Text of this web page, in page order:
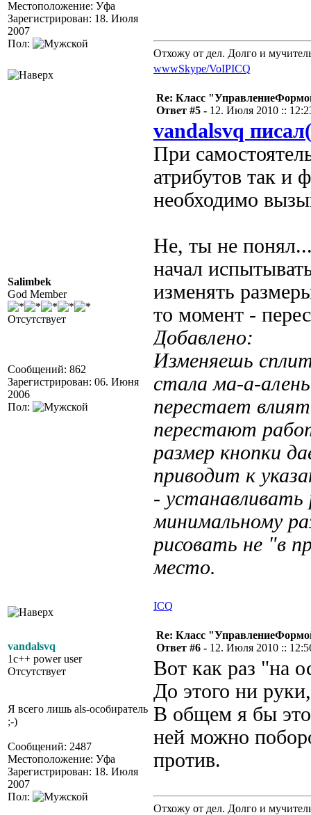
Местоположение: Уфа
Зарегистрирован: 18. Июля
2007
Пол:
Отхожу от дел. Долго и
wwwSkype/VoIPICQ
Salimbek
God Member
Отсутствует
Сообщений: 862
Зарегистрирован: 06. Июня
2006
Пол:
Re: Класс
Ответ #5 - 12. Июля 2010 ::
vandalsvq
При
атрибутов так и
необходимо
Не, ты не
начал
изменять
то момент -
Добавлено:
Изменяешь
стала ма-а-
перестает
перестают
размер кнопки
приводит к
-
минимальному
рисовать не "в
место.
ICQ
vandalsvq
1c++ power user
Отсутствует
Я всего лишь als-особиратель
;-)
Сообщений: 2487
Местоположение: Уфа
Зарегистрирован: 18. Июля
2007
Пол:
Re: Класс
Ответ #6 - 12. Июля 2010 ::
Вот как раз "на
До этого ни
В общем я бы это
ней можно
против.
Отхожу от дел. Долго и